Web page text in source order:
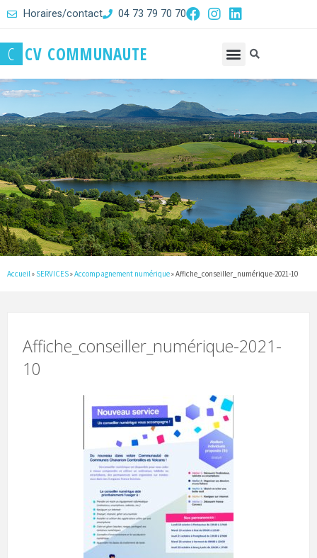
Horaires/contact 04 73 79 70 70
C CV COMMUNAUTE
Accueil » SERVICES»Accompagnement numérique»Affiche_conseiller_numérique-2021-10
Affiche_conseiller_numérique-2021-
10